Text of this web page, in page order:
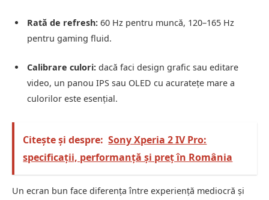
Rată de refresh: 60 Hz pentru muncă, 120–165 Hz
pentru gaming fluid.
Calibrare culori: dacă faci design grafic sau editare
video, un panou IPS sau OLED cu acuratețe mare a
culorilor este esențial.
Citește și despre: Sony Xperia 2 IV Pro:
specificații, performanță și preț în România
Un ecran bun face diferența între experiență mediocră și